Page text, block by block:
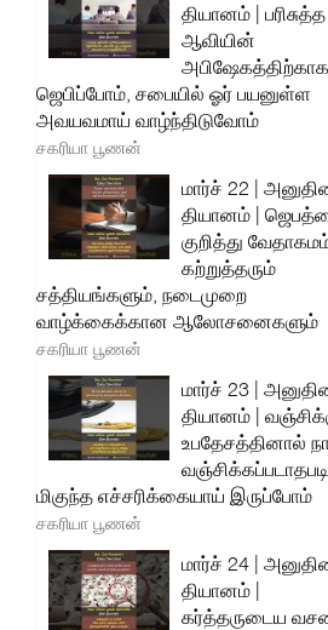
தியானம் | பரிசுத்த
ஆவியின்
அபிஷேகத்திற்காக
ஜெபிப்போம், சபையில் ஓர் பயனுள்ள
அவயவமாய் வாழ்ந்திடுவோம்
சகரியா பூணன்
மார்ச் 22 |
தியானம் |
குறித்து
கற்றுத்தரும்
சத்தியங்களும், நடைமுறை
வாழ்க்கைக்கான ஆலோசனைகளும்
சகரியா பூணன்
மார்ச் 23 |
தியானம் |
உபதேசத்தினால்
வஞ்சிக்கப்படாதபடி
மிகுந்த எச்சரிக்கையாய் இருப்போம்
சகரியா பூணன்
மார்ச் 24 |
தியானம் |
கர்த்தருடைய